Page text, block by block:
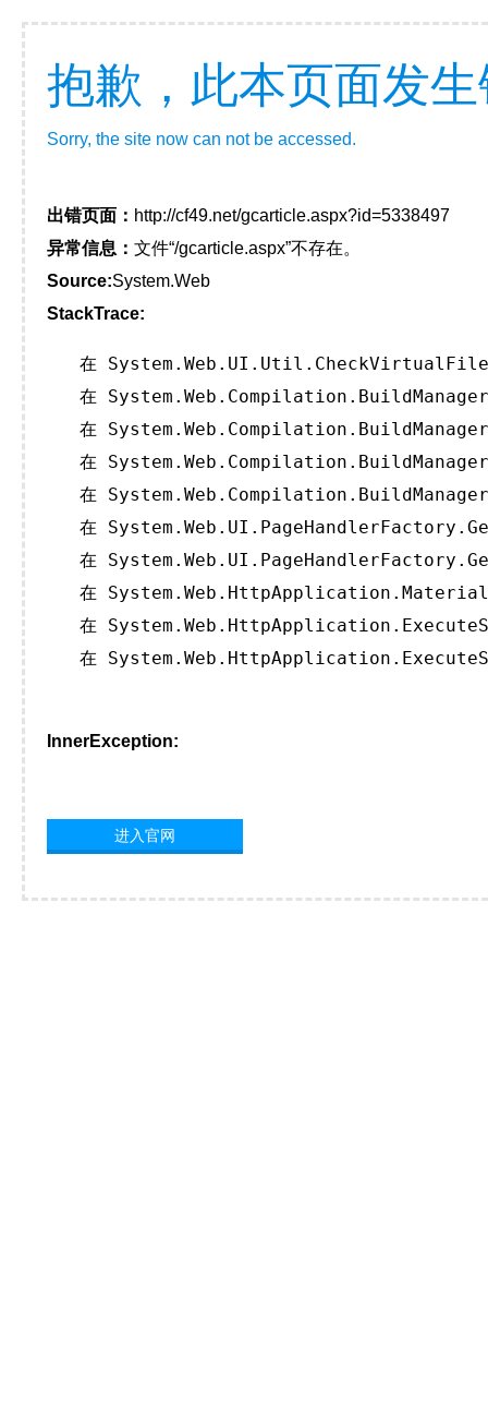
抱歉，此本页面发
Sorry, the site now can not be accessed.
出错页面： http://cf49.net/gcarticle.aspx?id=5338497
异常信息： 文件“/gcarticle.aspx”不存在。
Source:System.Web
StackTrace:
在
在
在
在
在
在
在
在
在
在
InnerException:
进入官网